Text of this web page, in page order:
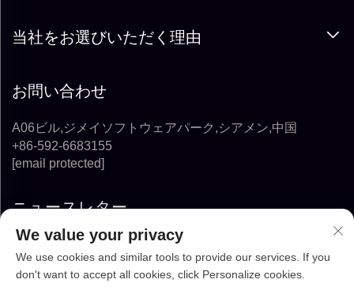
当社をお選びいただく理由
お問い合わせ
A06ビル,ジメイソフトウェアパーク,シアメン,中国
+86-592-6683155
[email protected]
ニュースレター
購読する
We value your privacy
We use cookies and similar tools to provide our services. If you
don't want to accept all cookies, click Personalize cookies.